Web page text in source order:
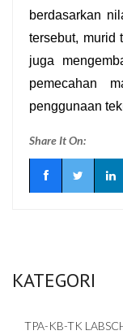
berdasarkan
tersebut, murid
juga
pemecahan
penggunaan
Share It On:
KATEGORI
TPA-KB-TK